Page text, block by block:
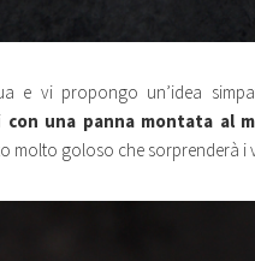
e vi propongo un’idea
con una panna montata al
molto goloso che sorprenderà i